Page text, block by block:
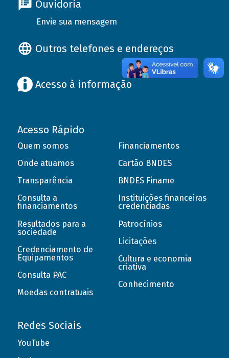
Ouvidoria
Envie sua mensagem
Outros telefones e endereços
Acesso à informação
Acesso Rápido
Quem somos
Onde atuamos
Transparência
Consulta a
financiamentos
Resultados para a
sociedade
Credenciamento de
Equipamentos
Consulta PAC
Moedas contratuais
Financiamentos
Cartão BNDES
BNDES Finame
Instituições financeiras
credenciadas
Patrocínios
Licitações
Cultura e economia
criativa
Conhecimento
Redes Sociais
YouTube